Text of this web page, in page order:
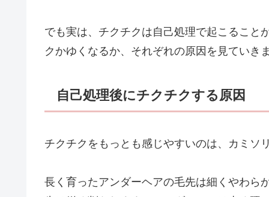
でも実は、チクチクは自己処理で起こること
クかゆくなるか、それぞれの原因を見ていき
自己処理後にチクチクする原因
チクチクをもっとも感じやすいのは、カミソ
長く育ったアンダーヘアの毛先は細くやわら